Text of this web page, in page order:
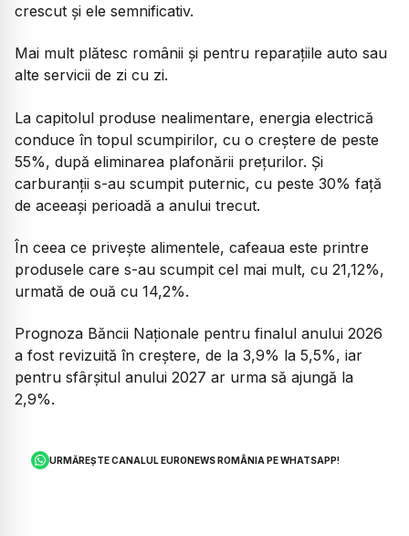
crescut și ele semnificativ.
Mai mult plătesc românii și pentru reparațiile auto sau
alte servicii de zi cu zi.
La capitolul produse nealimentare, energia electrică
conduce în topul scumpirilor, cu o creștere de peste
55%, după eliminarea plafonării prețurilor. Și
carburanții s-au scumpit puternic, cu peste 30% față
de aceeași perioadă a anului trecut.
În ceea ce privește alimentele, cafeaua este printre
produsele care s-au scumpit cel mai mult, cu 21,12%,
urmată de ouă cu 14,2%.
Prognoza Băncii Naționale pentru finalul anului 2026
a fost revizuită în creștere, de la 3,9% la 5,5%, iar
pentru sfârșitul anului 2027 ar urma să ajungă la
2,9%.
URMĂREȘTE CANALUL EURONEWS ROMÂNIA PE WHATSAPP!